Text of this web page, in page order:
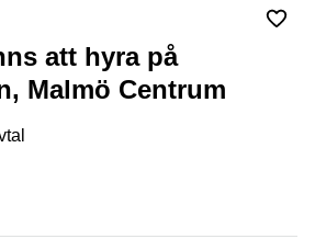
att hyra på
Malmö Centrum